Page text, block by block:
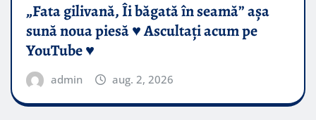
„Fata gilivană, Îi băgată în seamă” așa
sună noua piesă ♥️ Ascultați acum pe
YouTube ♥️
admin aug. 2, 2026